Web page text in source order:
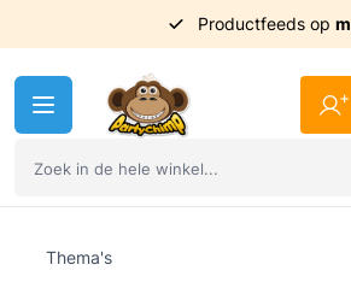
Productfeeds op
+
Thema's